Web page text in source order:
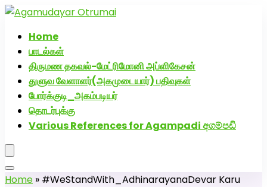
Home
பாடல்கள்
திருமண தகவல்-மேட்ரிமோனி அப்ளிகேசன்
துளுவ வேளாளர்(அகமுடையார்) பதிவுகள்
போர்க்குடி_அகம்படியர்
தொடர்புக்கு
Various References for Agampadi අගම්පඩි
Home » #WeStandWith_AdhinarayanaDevar Karu
அகமுடையார் திருமண வரன்களுக்கு அகமுடையார்மேட்ரி-பெண்